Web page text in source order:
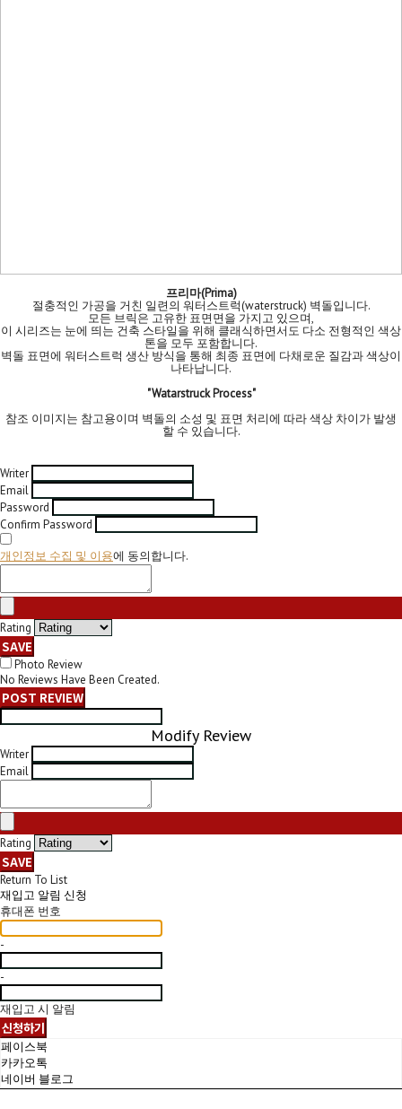
프리마(Prima)
절충적인 가공을 거친 일련의 워터스트럭(waterstruck) 벽돌입니다.
모든 브릭은 고유한 표면면을 가지고 있으며,
이 시리즈는 눈에 띄는 건축 스타일을 위해 클래식하면서도 다소 전형적인 색상
톤을 모두 포함합니다.
벽돌 표면에 워터스트럭 생산 방식을 통해 최종 표면에 다채로운 질감과 색상이
나타납니다.
"Watarstruck Process"
참조 이미지는 참고용이며 벽돌의 소성 및 표면 처리에 따라 색상 차이가 발생
할 수 있습니다.
Writer
Email
Password
Confirm Password
개인정보 수집 및 이용에 동의합니다.
Rating
SAVE
Photo Review
No Reviews Have Been Created.
POST REVIEW
Modify Review
Writer
Email
Rating
SAVE
Return To List
재입고 알림 신청
휴대폰 번호
-
-
재입고 시 알림
신청하기
페이스북
카카오톡
네이버 블로그